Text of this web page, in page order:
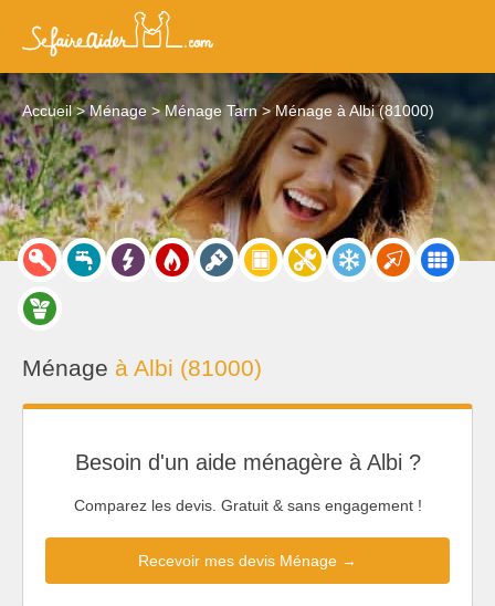
Accueil Ménage Ménage Tarn Ménage à Albi (81000)
Ménage à Albi (81000)
Besoin d'un aide ménagère à Albi ?
Comparez les devis. Gratuit & sans engagement !
Recevoir mes devis Ménage →